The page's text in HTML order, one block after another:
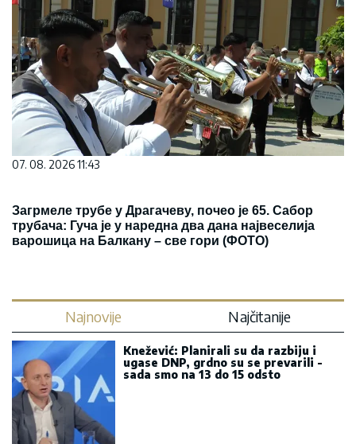
07. 08. 2026 11:43
Загрмеле трубе у Драгачеву, почео је 65. Сабор
трубача: Гуча је у наредна два дана највеселија
варошица на Балкану – све гори (ФОТО)
Najnovije Najčitanije
Knežević: Planirali su da razbiju i
ugase DNP, grdno su se prevarili -
sada smo na 13 do 15 odsto